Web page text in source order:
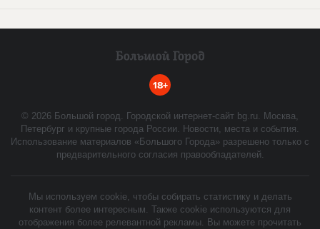
18+
© 2026 Большой город. Городской интернет-сайт bg.ru. Москва,
Петербург и крупные города России. Новости, места и события.
Использование материалов «Большого Города» разрешено только с
предварительного согласия правообладателей.
Мы используем cookie, чтобы собирать статистику и делать
контент более интересным. Также cookie используются для
отображения более релевантной рекламы. Вы можете прочитать